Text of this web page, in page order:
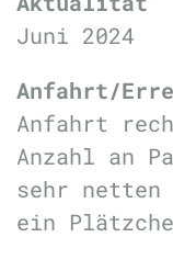
Juni 2024
Anfahrt/
Anfahrt
Anzahl an
sehr netten
ein